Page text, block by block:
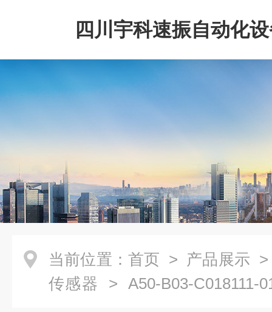
四川宇科速振自动化
公司
当前位置： 首页 > 产品展示
传感器 > A50-B03-C018111-